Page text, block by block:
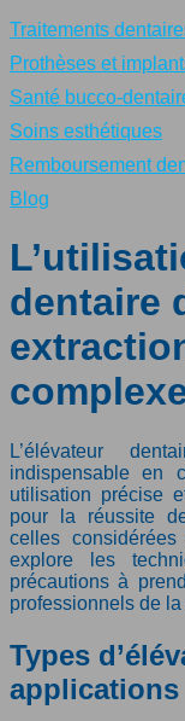
Traitements
Prothèses et
Santé bucco-
Soins esthétiques
Remboursement
Blog
dentaire
L’élévateur dentaire est un instrument chirurgical
indispensable en
utilisation précise
pour la réussite
celles
explore les
précautions à
professionnels de
Types
applications